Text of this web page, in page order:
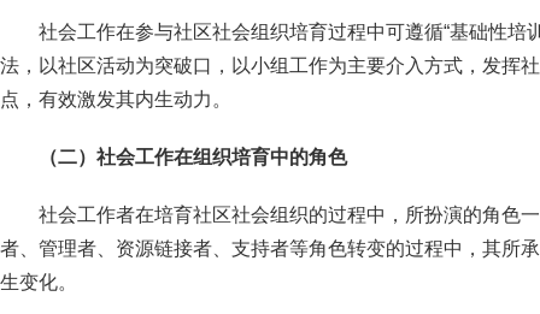
社会工作在参与社区社会组织培育过程中可遵循“基础性培
法，以社区活动为突破口，以小组工作为主要介入方式，发挥
点，有效激发其内生动力。
（二）社会工作在组织培育中的角色
社会工作者在培育社区社会组织的过程中，所扮演的角色
者、管理者、资源链接者、支持者等角色转变的过程中，其所
生变化。